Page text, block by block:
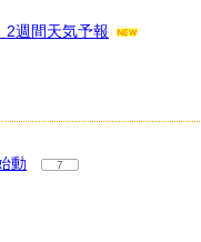
週間天気予報
動 7